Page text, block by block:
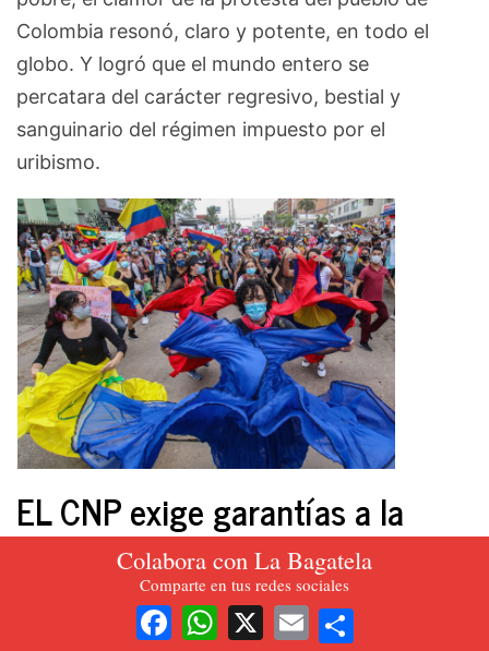
Colombia resonó, claro y potente, en todo el
globo. Y logró que el mundo entero se
percatara del carácter regresivo, bestial y
sanguinario del régimen impuesto por el
uribismo.
EL CNP exige garantías a la
protesta
Fue evidente que la gran movilización se
mantuvo a la ofensiva casi hasta fines de
Colabora con La Bagatela
Comparte en tus redes sociales
FacebookWhatsApp
X Email